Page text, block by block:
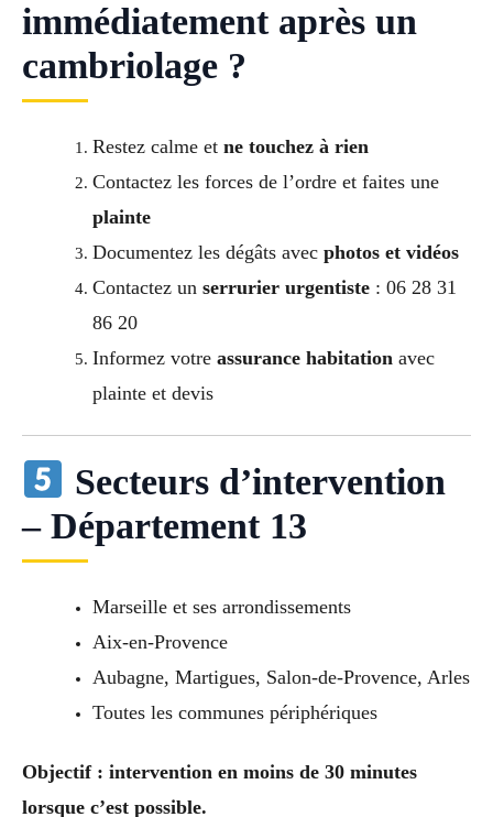
immédiatement après un
cambriolage ?
Restez calme et ne touchez à rien
Contactez les forces de l’ordre et faites une
plainte
Documentez les dégâts avec photos et vidéos
Contactez un serrurier urgentiste: 06 28 31
86 20
Informez votre assurance habitationavec
plainte et devis
Secteurs d’intervention
– Département 13
Marseille et ses arrondissements
Aix-en-Provence
Aubagne, Martigues, Salon-de-Provence, Arles
Toutes les communes périphériques
Objectif : intervention en moins de 30 minutes
lorsque c’est possible.